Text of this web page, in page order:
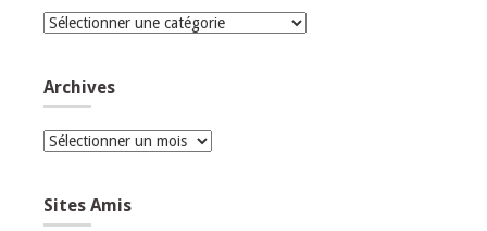
Catégories
Archives
Archives
Sites Amis